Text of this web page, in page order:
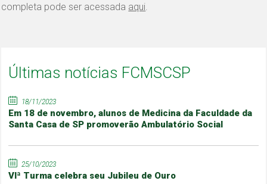
completa pode ser acessada aqui.
Últimas notícias FCMSCSP
18/11/2023
Em 18 de novembro, alunos de Medicina da Faculdade da
Santa Casa de SP promoverão Ambulatório Social
25/10/2023
VIª Turma celebra seu Jubileu de Ouro